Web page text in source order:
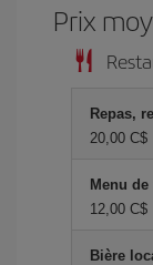
Prix
Repas,
20,00 C$
Menu
12,00 C$
Bière